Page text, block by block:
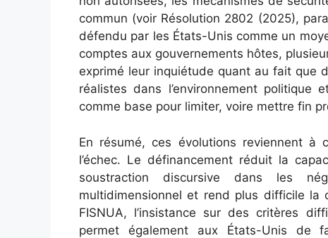
commun (voir Résolution 2802 (2025),
défendu par les États-Unis comme un
comptes aux gouvernements hôtes,
exprimé leur inquiétude quant au fait que
réalistes dans l’environnement
comme base pour limiter, voire mettre fin
En résumé, ces évolutions reviennent à
l’échec. Le définancement réduit la
soustraction discursive dans les
multidimensionnel et rend plus difficile la
FISNUA, l’insistance sur des critères
permet également aux États-Unis de